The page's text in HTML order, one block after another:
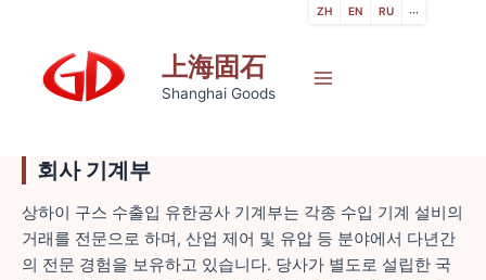
上海固石
Shanghai Goods
회사 기계부
상하이 구스 수출입 유한공사 기계부는 각종 수입 기계 설비의
거래를 전문으로 하며, 산업 제어 및 유압 등 분야에서 다년간
의 전문 경험을 보유하고 있습니다. 당사가 별도로 설립한 국
ZH EN RU ···